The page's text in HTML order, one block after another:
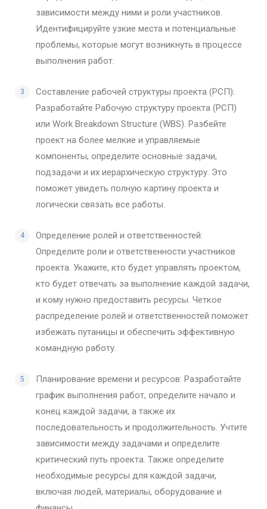
зависимости между ними и роли участников.
Идентифицируйте узкие места и потенциальные
проблемы, которые могут возникнуть в процессе
выполнения работ.
Составление рабочей структуры проекта (РСП):
Разработайте Рабочую структуру проекта (РСП)
или Work Breakdown Structure (WBS). Разбейте
проект на более мелкие и управляемые
компоненты, определите основные задачи,
подзадачи и их иерархическую структуру. Это
поможет увидеть полную картину проекта и
логически связать все работы.
Определение ролей и ответственностей:
Определите роли и ответственности участников
проекта. Укажите, кто будет управлять проектом,
кто будет отвечать за выполнение каждой задачи,
и кому нужно предоставить ресурсы. Четкое
распределение ролей и ответственностей поможет
избежать путаницы и обеспечить эффективную
командную работу.
Планирование времени и ресурсов: Разработайте
график выполнения работ, определите начало и
конец каждой задачи, а также их
последовательность и продолжительность. Учтите
зависимости между задачами и определите
критический путь проекта. Также определите
необходимые ресурсы для каждой задачи,
включая людей, материалы, оборудование и